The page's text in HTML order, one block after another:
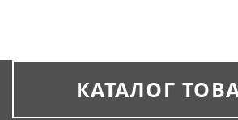
КАТАЛОГ